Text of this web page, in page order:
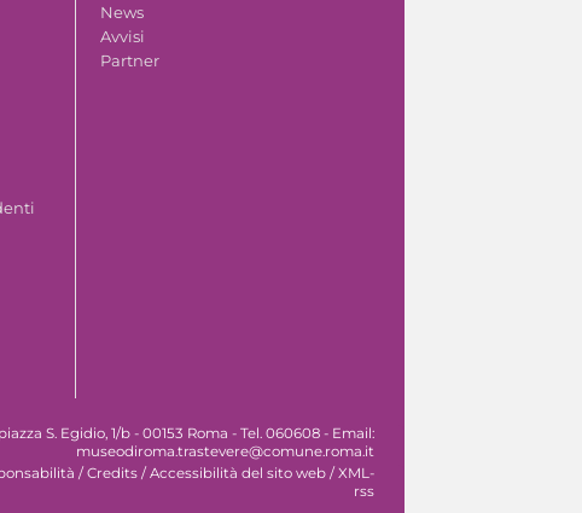
News
Avvisi
Partner
S. Egidio, 1/b - 00153 Roma - Tel. 060608 - Email:
museodiroma.trastevere@comune.roma.it
/ Credits / Accessibilità del sito web / XML-
rss